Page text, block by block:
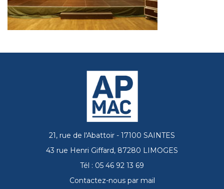
21, rue de l'Abattoir - 17100 SAINTES
43 rue Henri Giffard, 87280 LIMOGES
Tél : 05 46 92 13 69
Contactez-nous par mail